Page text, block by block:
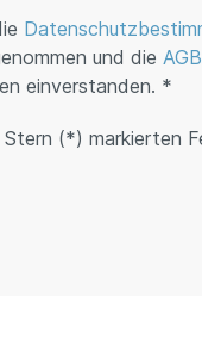
und die AGB
einverstanden. *
(*) markierten